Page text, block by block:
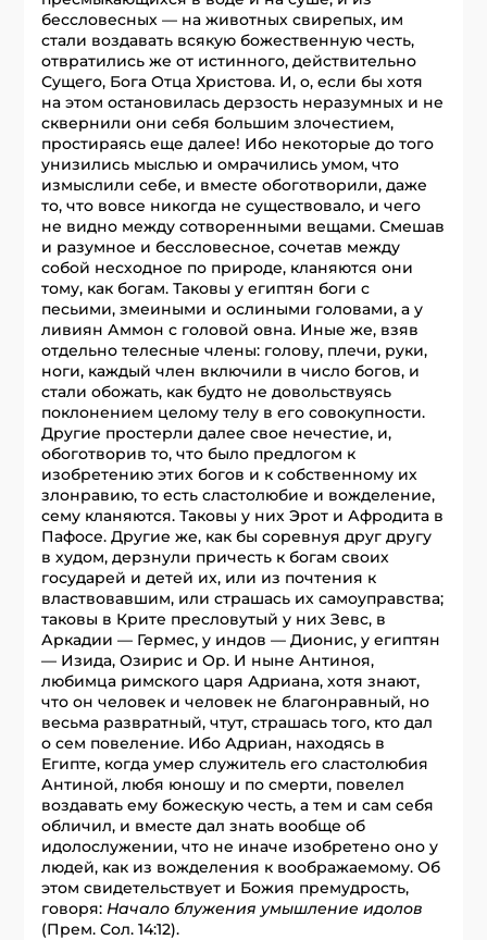
бессловесных — на животных свирепых, им
стали воздавать всякую божественную честь,
отвратились же от истинного, действительно
Сущего, Бога Отца Христова. И, о, если бы хотя
на этом остановилась дерзость неразумных и не
сквернили они себя большим злочестием,
простираясь еще далее! Ибо некоторые до того
унизились мыслью и омрачились умом, что
измыслили себе, и вместе обоготворили, даже
то, что вовсе никогда не существовало, и чего
не видно между сотворенными вещами. Смешав
и разумное и бессловесное, сочетав между
собой несходное по природе, кланяются они
тому, как богам. Таковы у египтян боги с
песьими, змеиными и ослиными головами, а у
ливиян Аммон с головой овна. Иные же, взяв
отдельно телесные члены: голову, плечи, руки,
ноги, каждый член включили в число богов, и
стали обожать, как будто не довольствуясь
поклонением целому телу в его совокупности.
Другие простерли далее свое нечестие, и,
обоготворив то, что было предлогом к
изобретению этих богов и к собственному их
злонравию, то есть сластолюбие и вожделение,
сему кланяются. Таковы у них Эрот и Афродита в
Пафосе. Другие же, как бы соревнуя друг другу
в худом, дерзнули причесть к богам своих
государей и детей их, или из почтения к
властвовавшим, или страшась их самоуправства;
таковы в Крите пресловутый у них Зевс, в
Аркадии — Гермес, у индов — Дионис, у египтян
— Изида, Озирис и Ор. И ныне Антиноя,
любимца римского царя Адриана, хотя знают,
что он человек и человек не благонравный, но
весьма развратный, чтут, страшась того, кто дал
о сем повеление. Ибо Адриан, находясь в
Египте, когда умер служитель его сластолюбия
Антиной, любя юношу и по смерти, повелел
воздавать ему божескую честь, а тем и сам себя
обличил, и вместе дал знать вообще об
идолослужении, что не иначе изобретено оно у
людей, как из вожделения к воображаемому. Об
этом свидетельствует и Божия премудрость,
говоря:Начало блужения умышление идолов
(Прем. Сол. 14:12).